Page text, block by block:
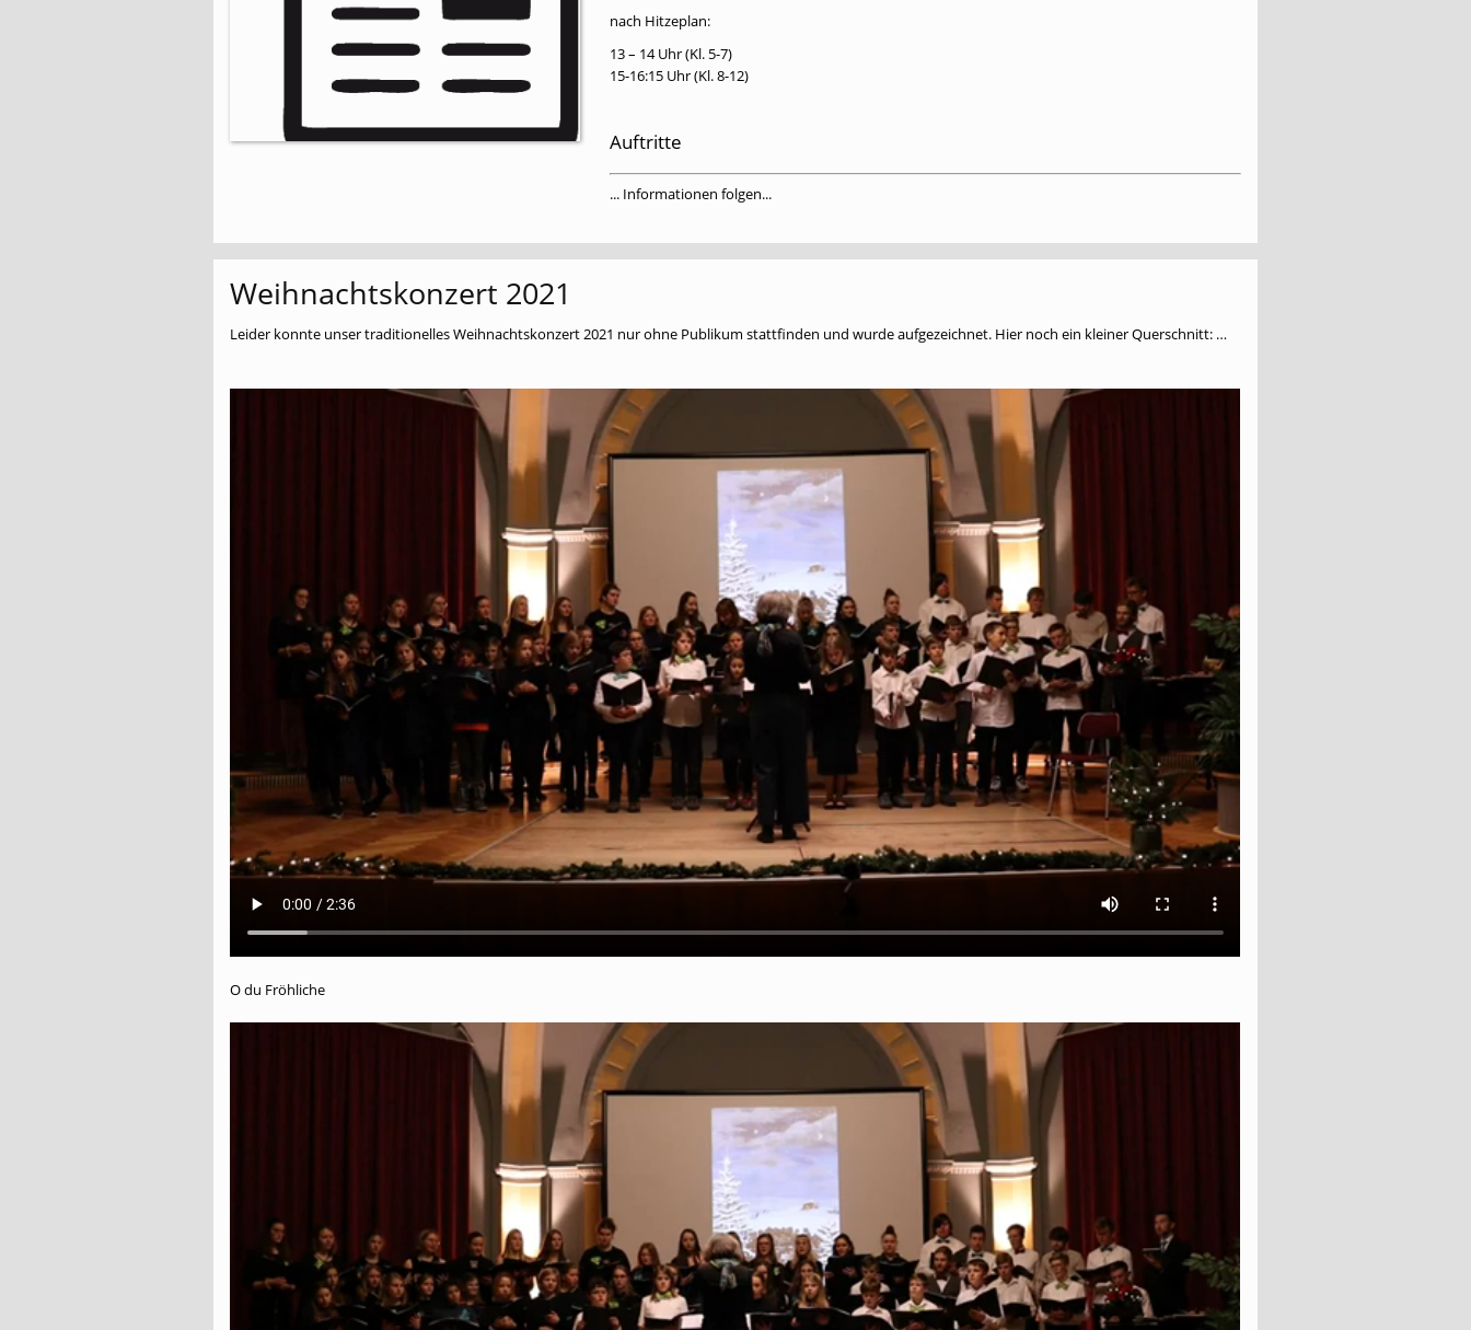
nach Hitzeplan:
13 – 14 Uhr (Kl. 5-7)
15-16:15 Uhr (Kl. 8-12)
Auftritte
... Informationen folgen...
Weihnachtskonzert 2021
Leider konnte unser traditionelles Weihnachtskonzert 2021 nur ohne Publikum stattfinden und wurde aufgezeichnet. Hier noch ein kleiner Querschnitt: …
O du Fröhliche